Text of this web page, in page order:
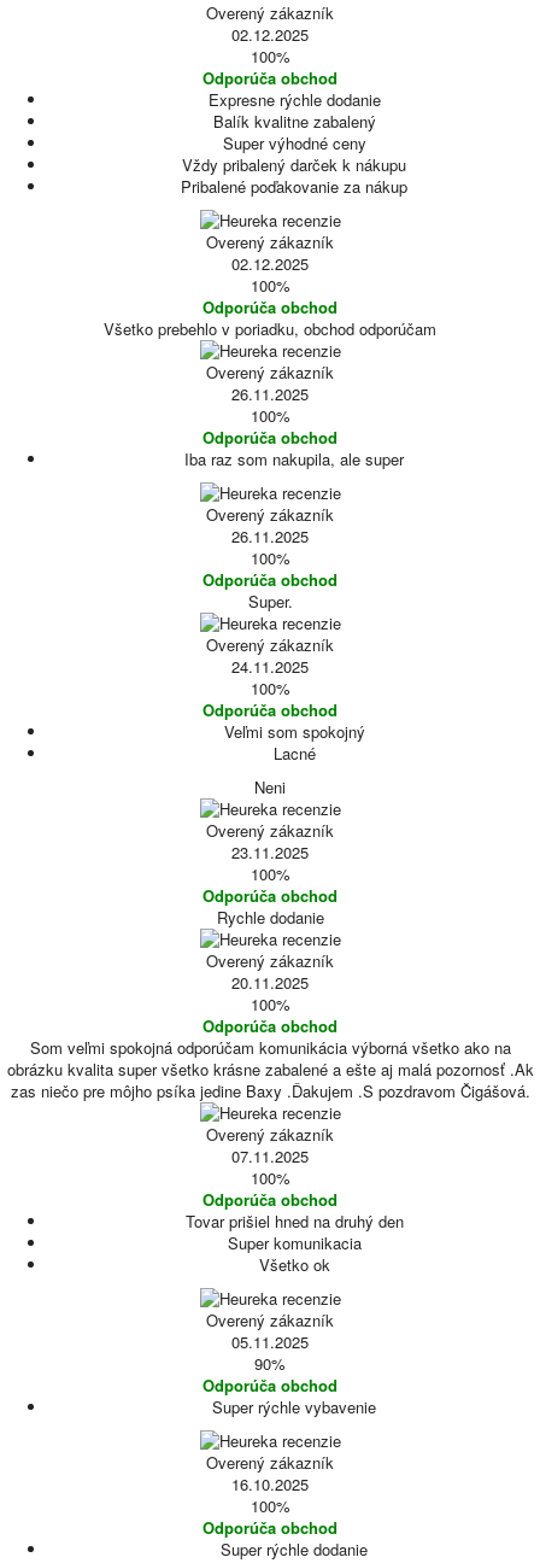
Overený zákazník
02.12.2025
100%
Odporúča obchod
Expresne rýchle dodanie
Balík kvalitne zabalený
Super výhodné ceny
Vždy pribalený darček k nákupu
Pribalené poďakovanie za nákup
Overený zákazník
02.12.2025
100%
Odporúča obchod
Všetko prebehlo v poriadku, obchod odporúčam
Overený zákazník
26.11.2025
100%
Odporúča obchod
Iba raz som nakupila, ale super
Overený zákazník
26.11.2025
100%
Odporúča obchod
Super.
Overený zákazník
24.11.2025
100%
Odporúča obchod
Veľmi som spokojný
Lacné
Neni
Overený zákazník
23.11.2025
100%
Odporúča obchod
Rychle dodanie
Overený zákazník
20.11.2025
100%
Odporúča obchod
Som veľmi spokojná odporúčam komunikácia výborná všetko ako na
obrázku kvalita super všetko krásne zabalené a ešte aj malá pozornosť .Ak
zas niečo pre môjho psíka jedine Baxy .Ďakujem .S pozdravom Čigášová.
Overený zákazník
07.11.2025
100%
Odporúča obchod
Tovar prišiel hned na druhý den
Super komunikacia
Všetko ok
Overený zákazník
05.11.2025
90%
Odporúča obchod
Super rýchle vybavenie
Overený zákazník
16.10.2025
100%
Odporúča obchod
Super rýchle dodanie